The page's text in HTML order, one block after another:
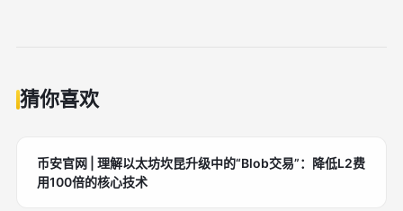
猜你喜欢
币安官网 | 理解以太坊坎昆升级中的“Blob交易”：降低L2费
用100倍的核心技术